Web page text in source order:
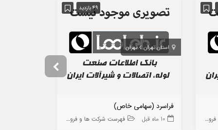
ها
49 بازدید
استان تهران تهران
فراسرد (سهامی خاص)
10 ماه قبل فهرست شرکت ها و فروشگاه ها